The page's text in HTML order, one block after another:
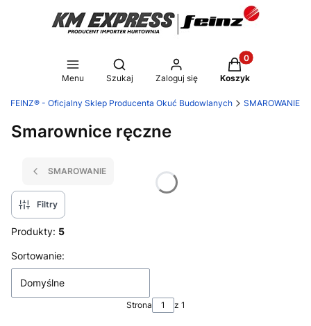
Menu
Otwórz wyszukiwarkę
Szukaj Zaloguj się
Produkty w
Koszyk
| FEINZ® - Oficjalny Sklep Producenta Okuć Budowlanych SMAROWANIE
Smarownice ręczne
SMAROWANIE
Filtry
Produkty: 5
Lista produktów
Sortowanie:
Domyślne
Strona z 1